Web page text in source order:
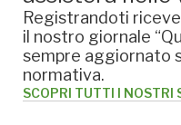
Registrandoti
il nostro giornale
sempre aggiornato
normativa.
SCOPRI TUTTI I NOSTRI